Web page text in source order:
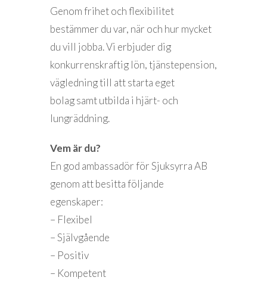
Genom frihet och flexibilitet
bestämmer du var, när och hur mycket
du vill jobba. Vi erbjuder dig
konkurrenskraftig lön, tjänstepension,
vägledning till att starta eget
bolag samt utbilda i hjärt- och
lungräddning.
Vem är du?
En god ambassadör för Sjuksyrra AB
genom att besitta följande
egenskaper:
– Flexibel
– Självgående
– Positiv
– Kompetent